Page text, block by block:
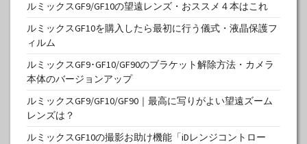
ルミックスGF9/GF10の望遠レンズ・おススメ４本はこれ
ルミックスGF10を購入したら最初に行う儀式・液晶保護フ
ィルム
ルミックスGF9･GF10/GF90のブラケット解除方法・カメラ
本体のバージョンアップ
ルミックスGF9/GF10/GF90｜最高に写りがよい望遠ズーム
レンズは？
ルミックスGF10の撮影お助け機能「iDレンジコントロー